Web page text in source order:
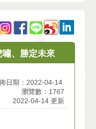
、勝定未來
日期：2022-04-14
瀏覽數：1767
2022-04-14 更新